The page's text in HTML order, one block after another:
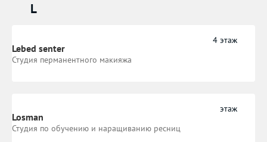
L
Lebed senter
Студия перманентного макияжа
4 этаж
Losman
Студия по обучению и наращиванию ресниц
этаж